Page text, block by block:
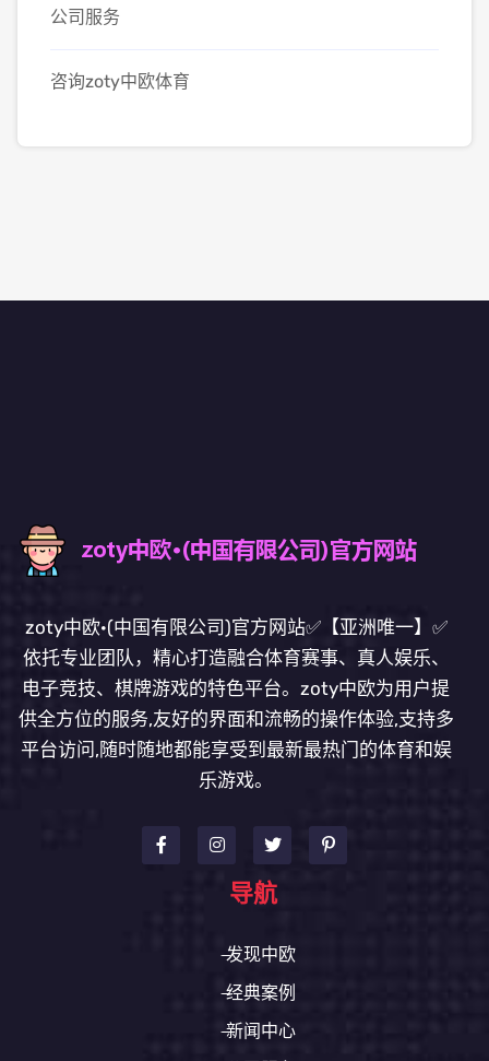
公司服务
咨询zoty中欧体育
zoty中欧·(中国有限公司)官方网站✅【亚洲唯一】✅
依托专业团队，精心打造融合体育赛事、真人娱乐、
电子竞技、棋牌游戏的特色平台。zoty中欧为用户提
供全方位的服务,友好的界面和流畅的操作体验,支持多
平台访问,随时随地都能享受到最新最热门的体育和娱
乐游戏。
导航
发现中欧
经典案例
新闻中心